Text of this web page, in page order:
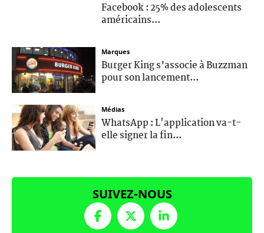
Facebook : 25% des adolescents
américains...
Marques
Burger King s’associe à Buzzman
pour son lancement...
Médias
WhatsApp : L'application va-t-
elle signer la fin...
SUIVEZ-NOUS